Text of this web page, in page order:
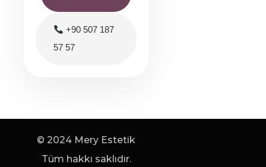
+90 507 187
57 57
© 2024 Mery Estetik
Tüm hakkı saklıdır.